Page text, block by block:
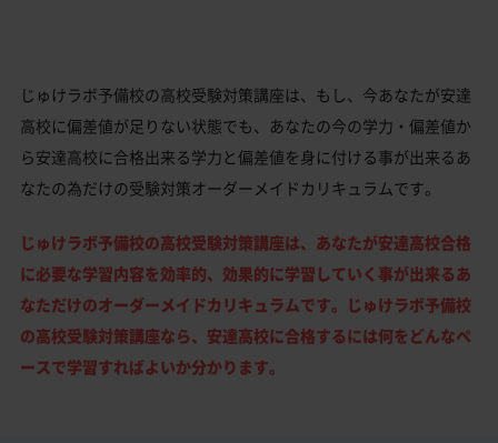
じゅけラボ予備校の高校受験対策講座は、もし、今あなたが安達
高校に偏差値が足りない状態でも、あなたの今の学力・偏差値か
ら安達高校に合格出来る学力と偏差値を身に付ける事が出来るあ
なたの為だけの受験対策オーダーメイドカリキュラムです。
じゅけラボ予備校の高校受験対策講座は、あなたが安達高校合格
に必要な学習内容を効率的、効果的に学習していく事が出来るあ
なただけのオーダーメイドカリキュラムです。じゅけラボ予備校
の高校受験対策講座なら、安達高校に合格するには何をどんなペ
ースで学習すればよいか分かります。